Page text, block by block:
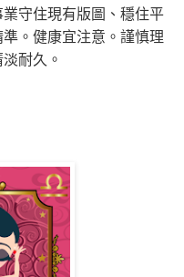
守住現有版圖、穩住平
。健康宜注意。謹慎理
耐久 。